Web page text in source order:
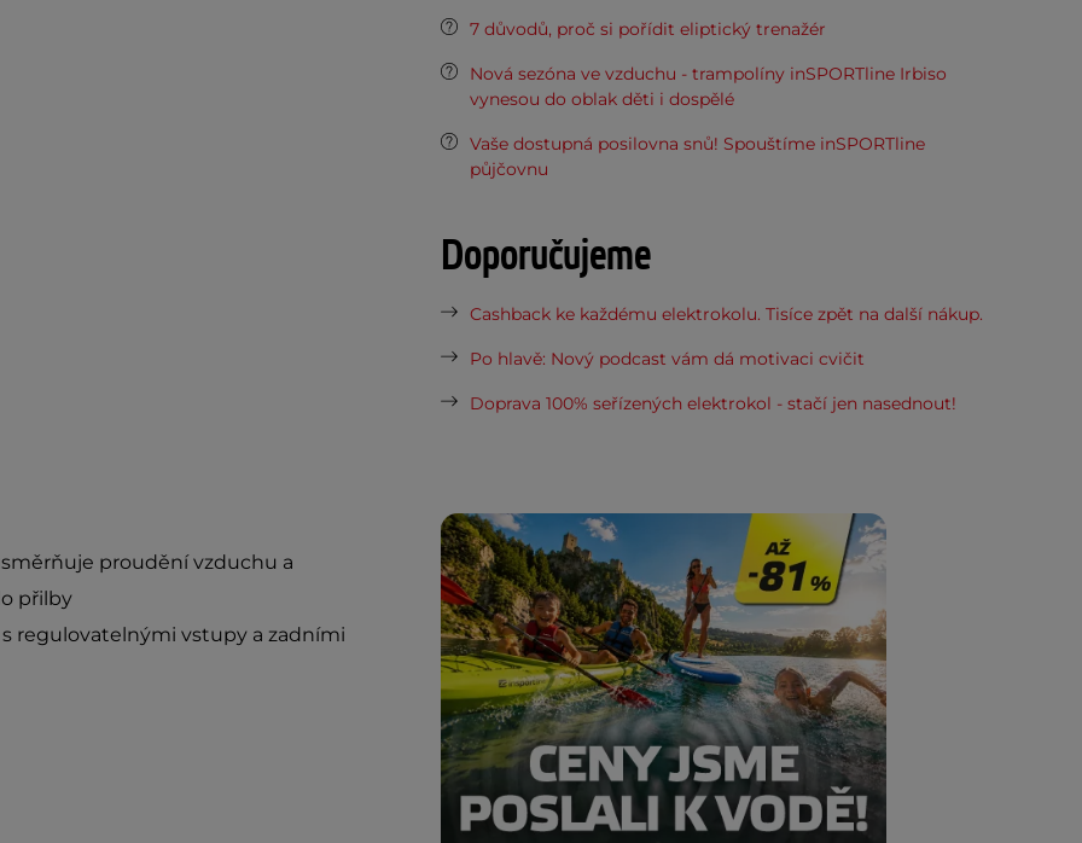
proudění vzduchu a
přilby
regulovatelnými vstupy a zadními
7 důvodů, proč si pořídit eliptický trenažér
Nová sezóna ve vzduchu - trampolíny inSPORTline Irbiso
vynesou do oblak děti i dospělé
Vaše dostupná posilovna snů! Spouštíme inSPORTline
půjčovnu
Doporučujeme
Cashback ke každému elektrokolu. Tisíce zpět na další nákup.
Po hlavě: Nový podcast vám dá motivaci cvičit
Doprava 100% seřízených elektrokol - stačí jen nasednout!